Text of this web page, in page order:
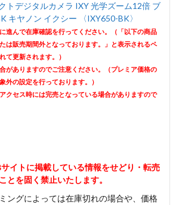
トデジタルカメラ IXY 光学ズーム12倍 ブ
キヤノン イクシー 〈IXY650-BK〉
進んで在庫確認を行ってください。（「以下の商品
は販売期間外となっております。」と表示されるペ
て更新されます。）
がありますのでご注意ください。（プレミア価格の
外の設定を行っております。）
クセス時には完売となっている場合がありますので
イトに掲載している情報をせどり・転売
とを固く禁止いたします。
ングによっては在庫切れの場合や、価格